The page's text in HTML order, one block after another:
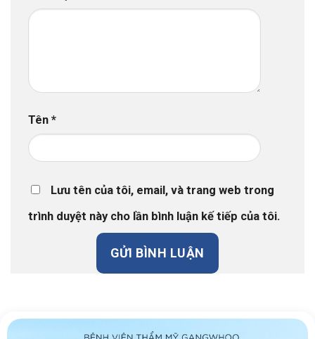
Tên *
Lưu tên của tôi, email, và trang web trong
trình duyệt này cho lần bình luận kế tiếp của tôi.